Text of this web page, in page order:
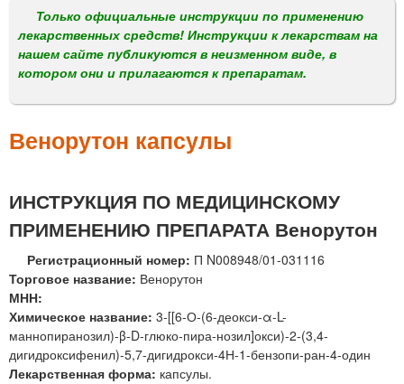
м
е
н
Только официальные инструкции по применению
лекарственных средств! Инструкции к лекарствам на
нашем сайте публикуются в неизменном виде, в
котором они и прилагаются к препаратам.
Венорутон капсулы
ИНСТРУКЦИЯ ПО МЕДИЦИНСКОМУ
ПРИМЕНЕНИЮ ПРЕПАРАТА Венорутон
Регистрационный номер: П N008948/01-031116
Торговое название: Венорутон
МНН:
Химическое название: 3-[[6-О-(6-деокси-α-L-
маннопиранозил)-β-D-глюко-пира-нозил]окси)-2-(3,4-
дигидроксифенил)-5,7-дигидрокси-4Н-1-бензопи-ран-4-один
Лекарственная форма: капсулы.